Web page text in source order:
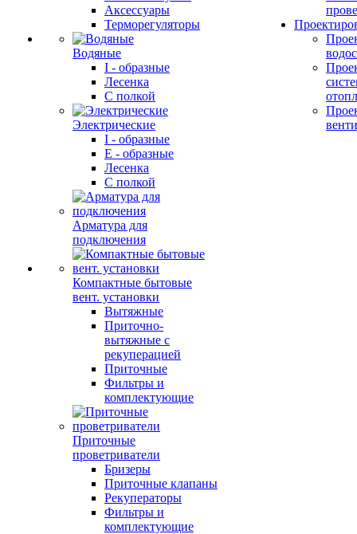
Аксессуары
Терморегуляторы
Водяные
I - образные
Лесенка
С полкой
Электрические
I - образные
E - образные
Лесенка
С полкой
Арматура для
подключения
Компактные бытовые
вент. установки
Вытяжные
Приточно-
вытяжные с
рекуперацией
Приточные
Фильтры и
комплектующие
Приточные
проветриватели
Бризеры
Приточные клапаны
Рекуператоры
Фильтры и
комплектующие